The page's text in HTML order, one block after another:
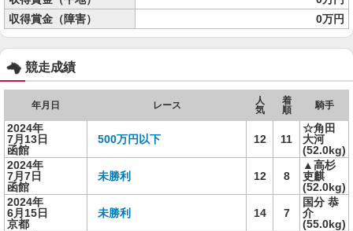
収得賞金（障害）
0万円
競走成績
年月日 レース
人
気
着
順
騎手
2024年
7月13日
函館
500万円以下 12 11
☆角田
大河
(52.0kg)
2024年
7月7日
函館
未勝利 12 8
▲高杉
吏麒
(52.0kg)
2024年
6月15日
京都
未勝利 14 7
国分 恭
介
(55.0kg)